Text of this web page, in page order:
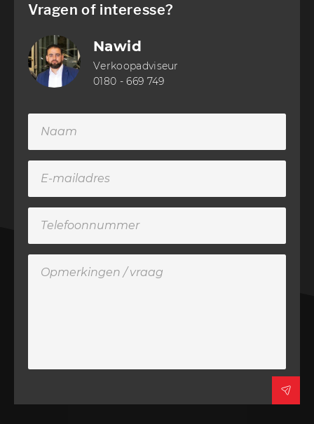
Vragen of interesse?
Nawid
Verkoopadviseur
0180 - 669 749